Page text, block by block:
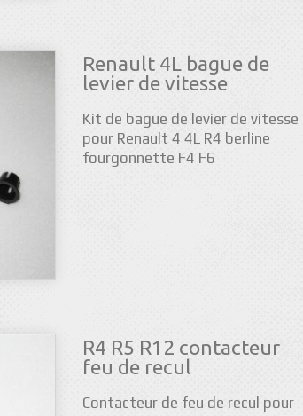
Renault 4L bague de
levier de vitesse
Kit de bague de levier de vitesse
pour Renault 4 4L R4 berline
fourgonnette F4 F6
R4 R5 R12 contacteur
feu de recul
Contacteur de feu de recul pour